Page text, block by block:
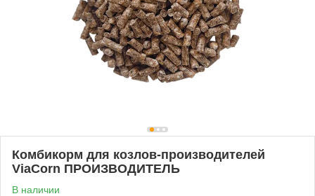
Комбикорм для козлов-производителей
ViaCorn ПРОИЗВОДИТЕЛЬ
В наличии